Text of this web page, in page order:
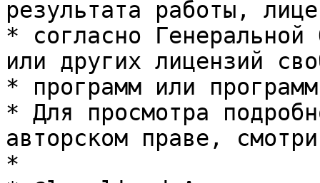
результата работы,
* согласно Генеральной
или других лицензий
* программ или
* Для просмотра
авторском праве,
*